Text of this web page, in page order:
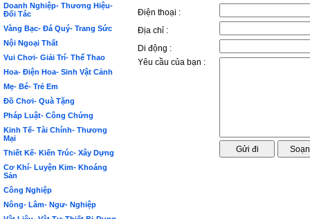
Doanh Nghiệp- Thương Hiệu-
Đối Tác
Vàng Bạc- Đá Quý- Trang Sức
Nội Ngoại Thất
Vui Chơi- Giải Trí- Thể Thao
Hoa- Điện Hoa- Sinh Vật Cảnh
Mẹ- Bé- Trẻ Em
Đồ Chơi- Quà Tặng
Pháp Luật- Công Chứng
Kinh Tế- Tài Chính- Thương
Mại
Thiết Kế- Kiến Trúc- Xây Dựng
Cơ Khí- Luyện Kim- Khoáng
Sản
Công Nghiệp
Nông- Lâm- Ngư- Nghiệp
Điện thoại :
Địa chỉ :
Di động :
Yêu cầu của bạn :